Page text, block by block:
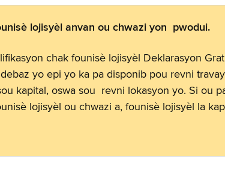
lojisyèl anvan ou chwazi yon pwodui.
chak founisè lojisyèl Deklarasyon
yo epi yo ka pa disponib pou revni travay
kapital, oswa sou revni lokasyon yo. Si ou
lojisyèl ou chwazi a, founisè lojisyèl la